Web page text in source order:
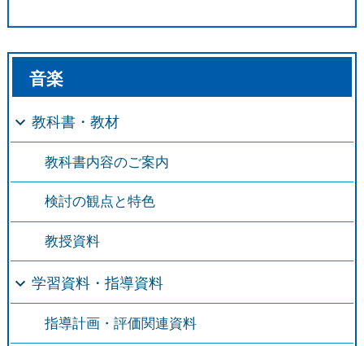
音楽
教科書・教材
教科書内容のご案内
検討の観点と特色
教授資料
学習資料・指導資料
指導計画・評価関連資料